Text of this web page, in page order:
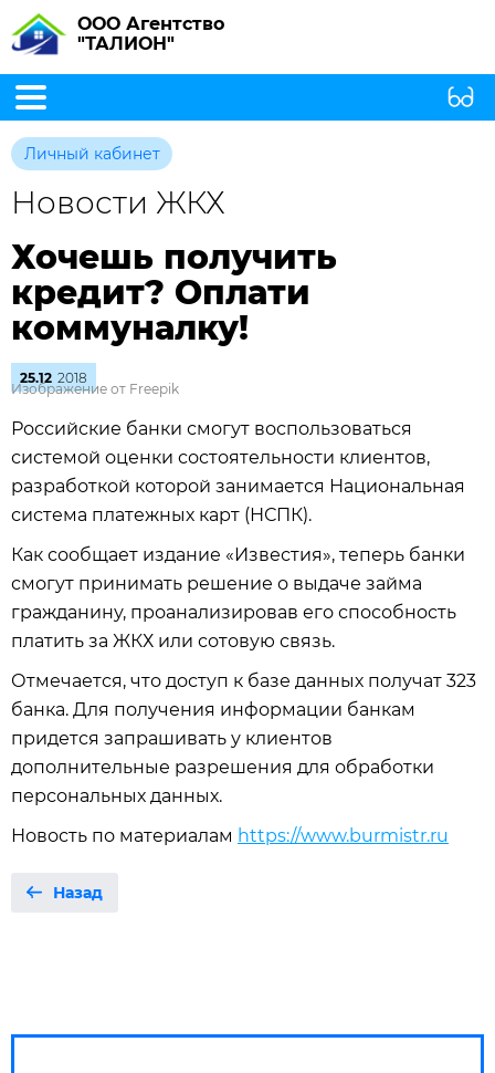
ООО Агентство
"ТАЛИОН"
Личный кабинет
Новости ЖКХ
Хочешь получить
кредит? Оплати
коммуналку!
25.12 2018
Изображение от Freepik
Российские банки смогут воспользоваться
системой оценки состоятельности клиентов,
разработкой которой занимается Национальная
система платежных карт (НСПК).
Как сообщает издание «Известия», теперь банки
смогут принимать решение о выдаче займа
гражданину, проанализировав его способность
платить за ЖКХ или сотовую связь.
Отмечается, что доступ к базе данных получат 323
банка. Для получения информации банкам
придется запрашивать у клиентов
дополнительные разрешения для обработки
персональных данных.
Новость по материалам https://www.burmistr.ru
Назад